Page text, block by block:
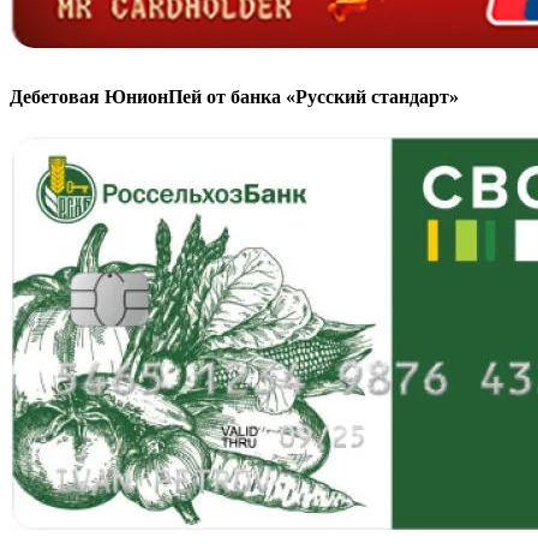
Дебетовая ЮнионПей от банка «Русский стандарт»